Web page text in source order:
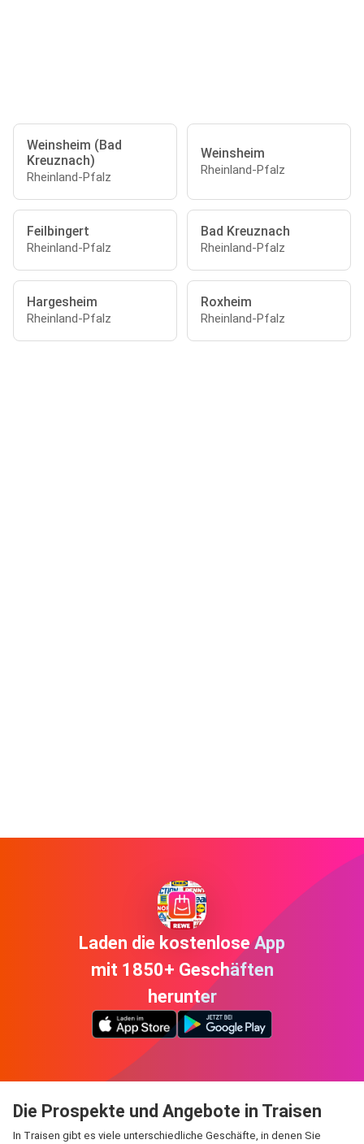
Weinsheim (Bad
Kreuznach)
Rheinland-Pfalz
Weinsheim
Rheinland-Pfalz
Feilbingert
Rheinland-Pfalz
Bad Kreuznach
Rheinland-Pfalz
Hargesheim
Rheinland-Pfalz
Roxheim
Rheinland-Pfalz
Laden die kostenlose App
mit 1850+ Geschäften
herunter
Die Prospekte und Angebote in Traisen
In Traisen gibt es viele unterschiedliche Geschäfte, in denen Sie